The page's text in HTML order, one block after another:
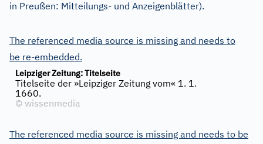
in Preußen: Mitteilungs- und Anzeigenblätter).
The referenced media source is missing and needs to
be re-embedded.
Leipziger Zeitung: Titelseite
Titelseite der »Leipziger Zeitung vom« 1. 1.
1660.
© wissenmedia
The referenced media source is missing and needs to be